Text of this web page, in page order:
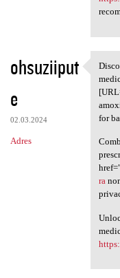
ohsuziiput
e
02.03.2024
Adres
for
ra